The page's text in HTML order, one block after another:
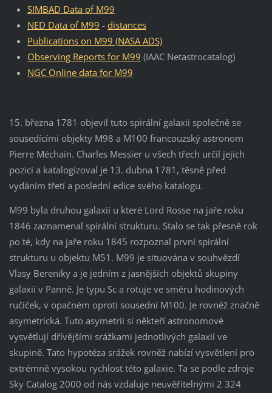
SIMBAD Data of M99
NED Data of M99 - distances
Publications on M99 (NASA ADS)
Observing Reports for M99 (IAAC Netastrocatalog)
NGC Online data for M99
15. března 1781 objevil tuto spirální galaxii společně se
sousedícími objekty M98 a M100 francouzský astronom
Pierre Méchain. Charles Messier u všech třech určil jejich
pozici a katalogizoval je 13. dubna 1781, těsně před
vydáním třetí a poslední edice svého katalogu.
M99 byla druhou galaxií u které Lord Rosse na jaře roku
1846 zaznamenal spirální strukturu. Stalo se tak přesně rok
po té, kdy na jaře roku 1845 rozpoznal první spirální
strukturu u objektu M51. M99 je situována v souhvězdí
Vlasy Bereniky a je jedním z jasnějších objektů skupiny
galaxií v Panně. Je typu Sc a rotuje ve směru hodinových
ručiček, v opačném oproti sousední M100. Je rovněž značně
asymetrická. Tuto asymetrii si někteří astronomové
vysvětlují dřívějšími srážkami jednotlivých galaxií ve
skupině. Tato hypotéza srážek rovněž nabízí vysvětlení pro
extrémně vysokou rychlost této galaxie. Ta se podle zdroje
Sky Catalog 2000 od nás vzdaluje neuvěřitelnými 2 324